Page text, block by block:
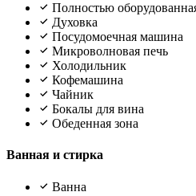
Полностью
Духовка
Посудомоечная машина
Микроволновая печь
Холодильник
Кофемашина
Чайник
Бокалы для вина
Обеденная зона
Ванная и стирка
Ванна